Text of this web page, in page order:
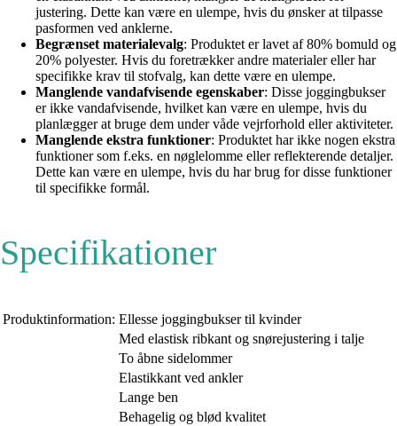
justering. Dette kan være en ulempe, hvis du ønsker at tilpasse
pasformen ved anklerne.
Begrænset materialevalg: Produktet er lavet af 80% bomuld og
20% polyester. Hvis du foretrækker andre materialer eller har
specifikke krav til stofvalg, kan dette være en ulempe.
Manglende vandafvisende egenskaber: Disse joggingbukser
er ikke vandafvisende, hvilket kan være en ulempe, hvis du
planlægger at bruge dem under våde vejrforhold eller aktiviteter.
Manglende ekstra funktioner: Produktet har ikke nogen ekstra
funktioner som f.eks. en nøglelomme eller reflekterende detaljer.
Dette kan være en ulempe, hvis du har brug for disse funktioner
til specifikke formål.
Specifikationer
Produktinformation: Ellesse joggingbukser til kvinder
Med elastisk ribkant og snørejustering i talje
To åbne sidelommer
Elastikkant ved ankler
Lange ben
Behagelig og blød kvalitet